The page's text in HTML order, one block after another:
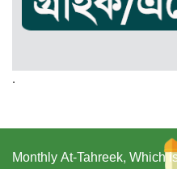
.
Monthly At-Tahreek, Which